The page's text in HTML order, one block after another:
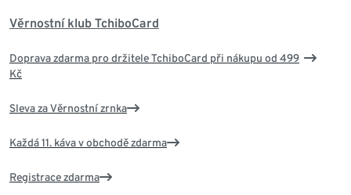
Věrnostní klub TchiboCard
Doprava zdarma pro držitele TchiboCard při nákupu od 499
Kč
Sleva za Věrnostní zrnka
Každá 11. káva v obchodě zdarma
Registrace zdarma